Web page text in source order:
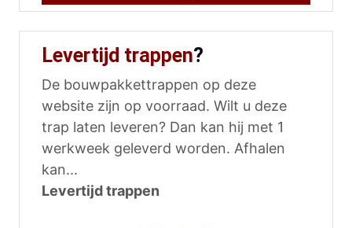
Levertijd trappen?
De bouwpakkettrappen op deze
website zijn op voorraad. Wilt u deze
trap laten leveren? Dan kan hij met 1
werkweek geleverd worden. Afhalen
kan...
Levertijd trappen